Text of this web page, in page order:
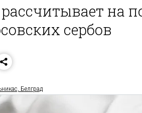
на
сербов
Белград